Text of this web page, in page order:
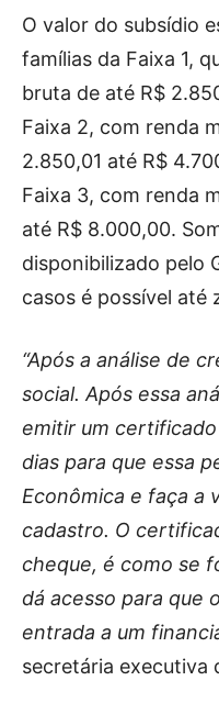
O valor do subsídio
famílias da Faixa 1,
bruta de até R$
Faixa 2, com renda
2.850,01 até R$
Faixa 3, com renda
até R$ 8.000,00.
disponibilizado pelo
casos é possível até
“Após a análise de
social. Após essa
emitir um
dias para que essa
Econômica e faça a
cadastro. O
cheque, é como se
dá acesso para que
entrada a um
secretária executiva